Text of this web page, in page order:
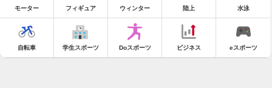
モーター フィギュア ウィンター 陸上 水泳
自転車 学生スポーツ Doスポーツ ビジネス eスポーツ